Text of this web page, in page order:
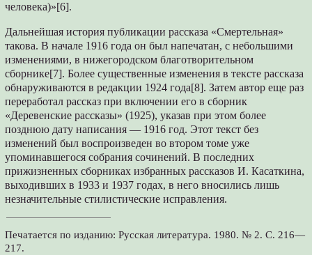
человека)»[6].
Дальнейшая история публикации рассказа «Смертельная»
такова. В начале 1916 года он был напечатан, с небольшими
изменениями, в нижегородском благотворительном
сборнике[7]. Более существенные изменения в тексте рассказа
обнаруживаются в редакции 1924 года[8]. Затем автор еще раз
переработал рассказ при включении его в сборник
«Деревенские рассказы» (1925), указав при этом более
позднюю дату написания — 1916 год. Этот текст без
изменений был воспроизведен во втором томе уже
упоминавшегося собрания сочинений. В последних
прижизненных сборниках избранных рассказов И. Касаткина,
выходивших в 1933 и 1937 годах, в него вносились лишь
незначительные стилистические исправления.
Печатается по изданию: Русская литература. 1980. № 2. С. 216—
217.